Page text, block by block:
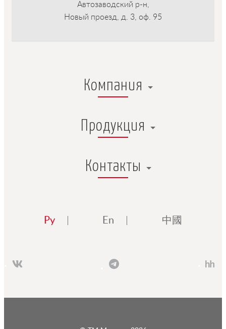
Автозаводский р-н,
Новый проезд, д. 3, оф. 95
Компания
Продукция
Контакты
Ру En 中國